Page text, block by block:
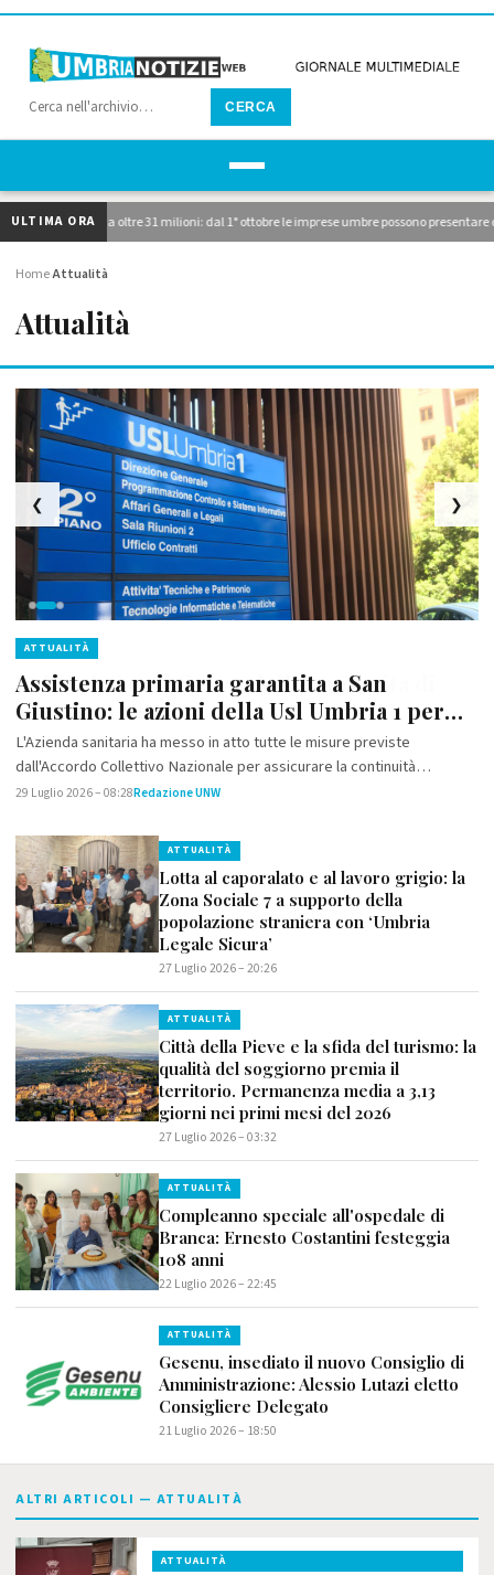
CERCA
ULTIMA ORA
due avvisi da oltre 31 milioni: dal 1° ottobre le imprese umbre possono presentare
Home›Attualità
Attualità
❮ ❯
ATTUALITÀ
Assistenza primaria garantita a San
Giustino: le azioni della Usl Umbria 1 per
tutelare i cittadini
L'Azienda sanitaria ha messo in atto tutte le misure previste
dall'Accordo Collettivo Nazionale per assicurare la continuità
dell'assistenza sanitaria nel Comune
29 Luglio 2026 – 08:28Redazione UNW
ATTUALITÀ
Lotta al caporalato e al lavoro grigio: la
Zona Sociale 7 a supporto della
popolazione straniera con ‘Umbria
Legale Sicura’
27 Luglio 2026 – 20:26
ATTUALITÀ
Città della Pieve e la sfida del turismo: la
qualità del soggiorno premia il
territorio. Permanenza media a 3,13
giorni nei primi mesi del 2026
27 Luglio 2026 – 03:32
ATTUALITÀ
Compleanno speciale all'ospedale di
Branca: Ernesto Costantini festeggia
108 anni
22 Luglio 2026 – 22:45
ATTUALITÀ
Gesenu, insediato il nuovo Consiglio di
Amministrazione: Alessio Lutazi eletto
Consigliere Delegato
21 Luglio 2026 – 18:50
ALTRI ARTICOLI — ATTUALITÀ
ATTUALITÀ